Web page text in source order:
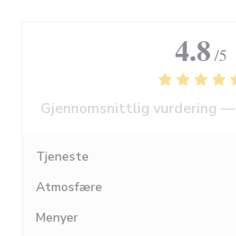
4.8 /5
Gjennomsnittlig vurdering —
Tjeneste
Atmosfære
Menyer